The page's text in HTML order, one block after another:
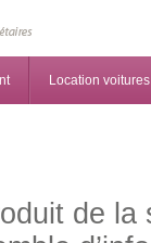
Location voitures
de